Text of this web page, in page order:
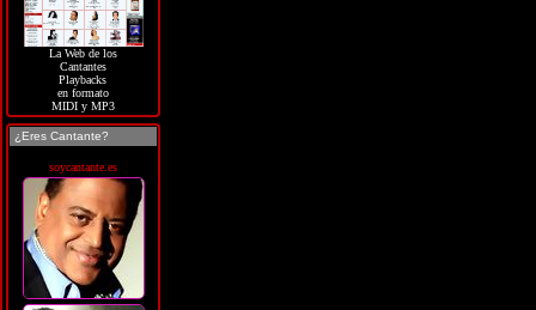
La Web de los
Cantantes
Playbacks
en formato
MIDI y MP3
¿Eres Cantante?
soycantante.es